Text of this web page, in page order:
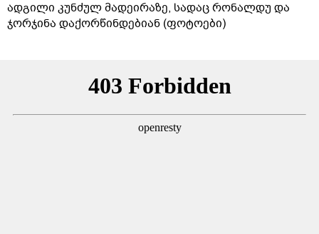
ადგილი კუნძულ მადეირაზე, სადაც რონალდუ და
ჯორჯინა დაქორწინდებიან (ფოტოები)